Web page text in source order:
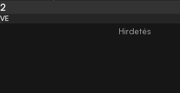
2
VE